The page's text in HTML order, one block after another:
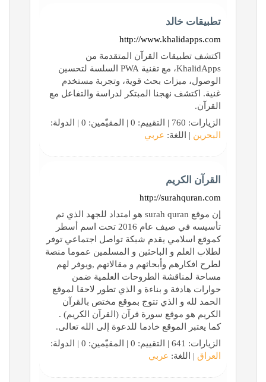
تطبيقات خالد
http://www.khalidapps.com
اكتشف تطبيقات القرآن المتقدمة من
KhalidApps، مع تقنية PWA السلسة لتحسين
الوصول، ميزات بحث قوية، وتجربة مستخدم
غنية. اكتشف نهجنا المبتكر لدراسة والتفاعل مع
القرآن.
الزيارات: 760 | التقييم: 0 | المقيّمين: 0 | الدولة:
البحرين | اللغة: عربي
القرآن الكريم
http://surahquran.com
إن موقع surah quran هو امتداد للجهد الذي تم
تأسيسه في صيف عام 2016 تحت اسم أسطر
كموقع اسلامي يقدم شبكة تواصل اجتماعي توفر
لطلاب العلم و الباحثين و المسلمين عموما منصة
لطرح افكارهم وأبحاثهم و مقالاتهم ,ويوفر لهم
مساحة لمناقشة الطروحات العلمية ضمن
حوارات هادفة و بناءة و الذي تطور لاحقا لموقع
الحمد لله و الذي تتوج بموقع مختص بالقرآن
الكريم هو موقع سورة قرآن (القرآن الكريم) .
كما يعتبر الموقع خادما للدعوة إلى الله تعالى.
الزيارات: 641 | التقييم: 0 | المقيّمين: 0 | الدولة:
العراق | اللغة: عربي